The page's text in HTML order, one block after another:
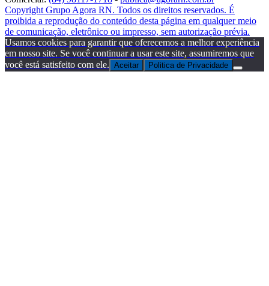
Copyright Grupo Agora RN. Todos os direitos reservados. É
proibida a reprodução do conteúdo desta página em qualquer meio
de comunicação, eletrônico ou impresso, sem autorização prévia.
Usamos cookies para garantir que oferecemos a melhor experiência
em nosso site. Se você continuar a usar este site, assumiremos que
você está satisfeito com ele. Aceitar Politica de Privacidade